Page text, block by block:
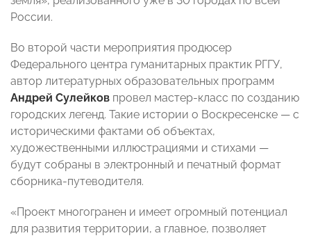
России.
Во второй части мероприятия продюсер
Федерального центра гуманитарных практик РГГУ,
автор литературных образовательных программ
Андрей Сулейков провел мастер-класс по созданию
городских легенд. Такие истории о Воскресенске — с
историческими фактами об объектах,
художественными иллюстрациями и стихами —
будут собраны в электронный и печатный формат
сборника-путеводителя.
«Проект многогранен и имеет огромный потенциал
для развития территории, а главное, позволяет